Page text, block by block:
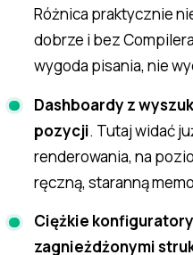
Różnica praktycznie
dobrze i bez
wygoda pisania, nie
Dashboardy z
pozycji. Tutaj widać
renderowania, na
ręczną, staranną
Ciężkie
zagnieżdżonymi